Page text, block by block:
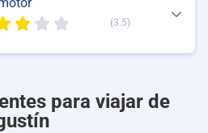
(3.5)
para viajar de